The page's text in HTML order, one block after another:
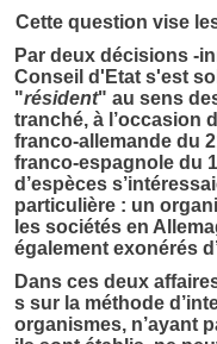
Cette question vise
Par deux décisions -
Conseil d'Etat s'est
"résident" au sens
tranché, à l’occasion
franco-allemande du
franco-espagnole du
d’espèces
particulière : un
les sociétés en
également exonérés
Dans ces deux
s sur la méthode
organismes, n’ayant